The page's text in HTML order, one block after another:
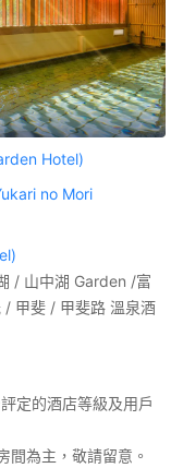
Hotel)
no Mori
/ 山中湖 Garden /富
/ 甲斐 / 甲斐路 溫泉酒
定的酒店等級及用戶
間為主，敬請留意。